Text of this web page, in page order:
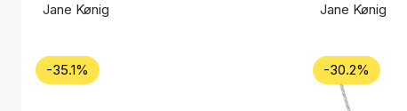
Jane Kønig
Jane Kønig
-35.1% -30.2%